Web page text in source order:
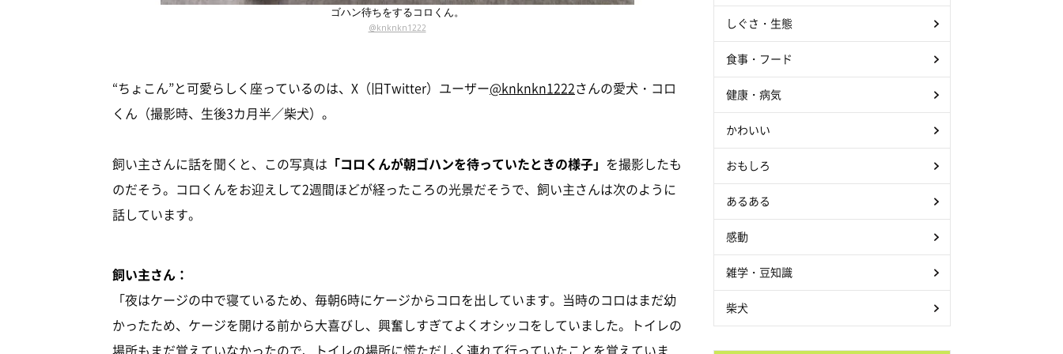
ゴハン待ちをするコロくん。
@knknkn1222
“ちょこん”と可愛らしく座っているのは、X（旧Twitter）ユーザー@knknkn1222さんの愛犬・コロ
くん（撮影時、生後3カ月半／柴犬）。
飼い主さんに話を聞くと、この写真は 「コロくんが朝ゴハンを待っていたときの様子」 を撮影したも
のだそう。コロくんをお迎えして2週間ほどが経ったころの光景だそうで、飼い主さんは次のように
話しています。
飼い主さん：
「夜はケージの中で寝ているため、毎朝6時にケージからコロを出しています。当時のコロはまだ幼
かったため、ケージを開ける前から大喜びし、興奮しすぎてよくオシッコをしていました。トイレの
しぐさ・生態
食事・フード
健康・病気
かわいい
おもしろ
あるある
感動
雑学・豆知識
柴犬